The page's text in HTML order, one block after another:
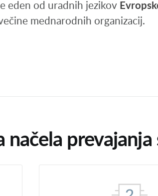
eden od uradnih jezikov
mednarodnih organizacij.
načela